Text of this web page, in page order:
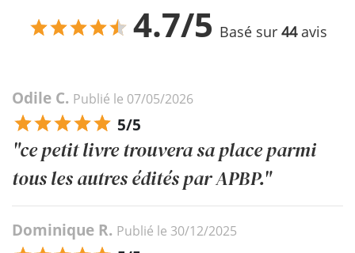
4.7/5 Basé sur 44avis
Odile C. Publié le 07/05/2026
5/5
"ce petit livre trouvera sa place parmi
tous les autres édités par APBP."
Dominique R. Publié le 30/12/2025